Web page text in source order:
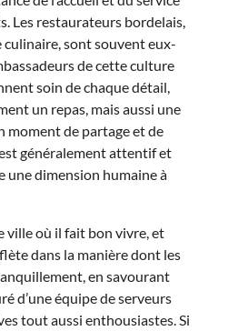
Les restaurateurs bordelais,
sont souvent eux-
de cette culture
soin de chaque détail,
un repas, mais aussi une
moment de partage et de
généralement attentif et
une dimension humaine à
ville où il fait bon vivre, et
dans la manière dont les
en savourant
d’une équipe de serveurs
tout aussi enthousiastes. Si